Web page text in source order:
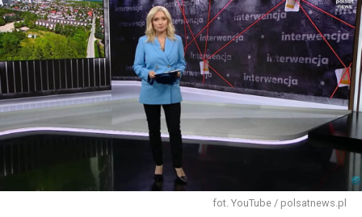
fot. YouTube / polsatnews.pl